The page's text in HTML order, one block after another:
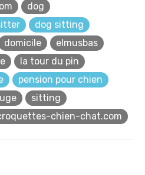
dog
dog sitting
domicile
elmusbas
la tour du pin
pension pour chien
sitting
chien-chat.com